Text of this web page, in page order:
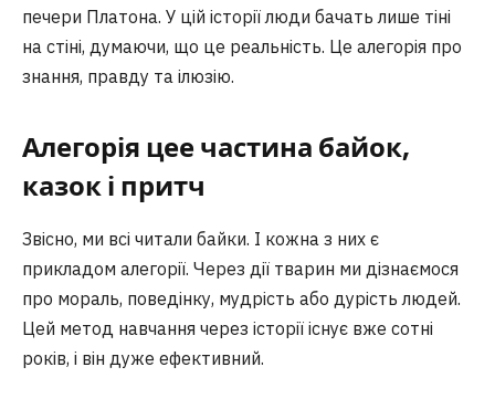
печери Платона. У цій історії люди бачать лише тіні
на стіні, думаючи, що це реальність. Це алегорія про
знання, правду та ілюзію.
Алегорія цее частина байок,
казок і притч
Звісно, ми всі читали байки. І кожна з них є
прикладом алегорії. Через дії тварин ми дізнаємося
про мораль, поведінку, мудрість або дурість людей.
Цей метод навчання через історії існує вже сотні
років, і він дуже ефективний.